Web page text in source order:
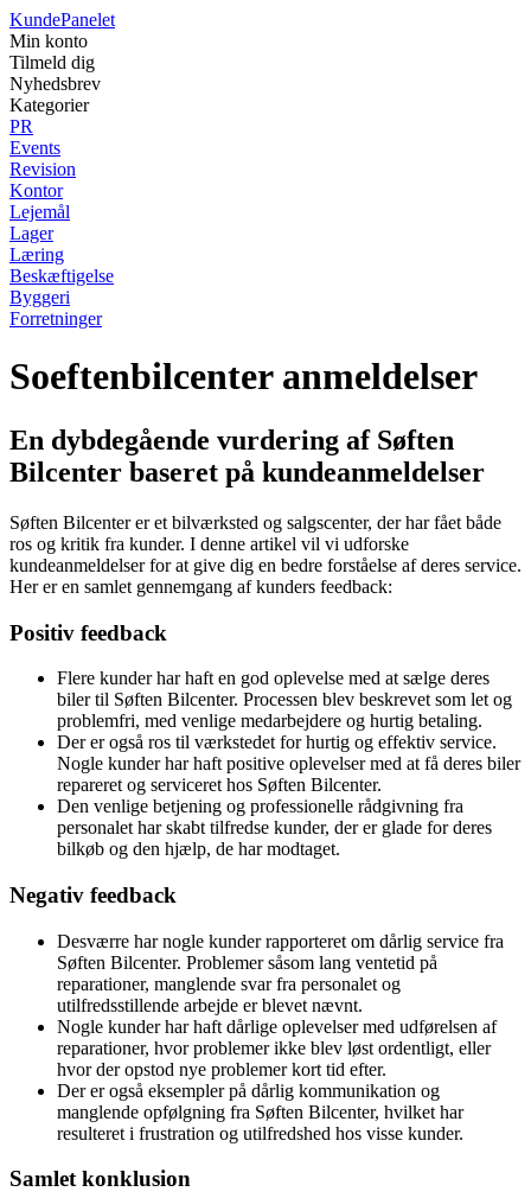
KundePanelet
Min konto
Tilmeld dig
Nyhedsbrev
Kategorier
PR
Events
Revision
Kontor
Lejemål
Lager
Læring
Beskæftigelse
Byggeri
Forretninger
Soeftenbilcenter anmeldelser
En dybdegående vurdering af Søften
Bilcenter baseret på kundeanmeldelser
Søften Bilcenter er et bilværksted og salgscenter, der har fået både
ros og kritik fra kunder. I denne artikel vil vi udforske
kundeanmeldelser for at give dig en bedre forståelse af deres service.
Her er en samlet gennemgang af kunders feedback:
Positiv feedback
Flere kunder har haft en god oplevelse med at sælge deres
biler til Søften Bilcenter. Processen blev beskrevet som let og
problemfri, med venlige medarbejdere og hurtig betaling.
Der er også ros til værkstedet for hurtig og effektiv service.
Nogle kunder har haft positive oplevelser med at få deres biler
repareret og serviceret hos Søften Bilcenter.
Den venlige betjening og professionelle rådgivning fra
personalet har skabt tilfredse kunder, der er glade for deres
bilkøb og den hjælp, de har modtaget.
Negativ feedback
Desværre har nogle kunder rapporteret om dårlig service fra
Søften Bilcenter. Problemer såsom lang ventetid på
reparationer, manglende svar fra personalet og
utilfredsstillende arbejde er blevet nævnt.
Nogle kunder har haft dårlige oplevelser med udførelsen af
reparationer, hvor problemer ikke blev løst ordentligt, eller
hvor der opstod nye problemer kort tid efter.
Der er også eksempler på dårlig kommunikation og
manglende opfølgning fra Søften Bilcenter, hvilket har
resulteret i frustration og utilfredshed hos visse kunder.
Samlet konklusion